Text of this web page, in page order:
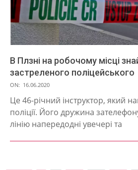
В Плзні на робочому місці
застреленого поліцейського
2020-
06-
16
ON: 16.06.2020
Це 46-річний інструктор, який
поліції. Його дружина
лінію напередодні увечері та